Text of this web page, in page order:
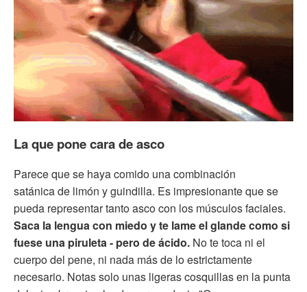
La que pone cara de asco
Parece que se haya comido una combinación
satánica de limón y guindilla. Es impresionante que se
pueda representar tanto asco con los músculos faciales.
Saca la lengua con miedo y te lame el glande como si
fuese una piruleta - pero de ácido. No te toca ni el
cuerpo del pene, ni nada más de lo estrictamente
necesario. Notas solo unas ligeras cosquillas en la punta